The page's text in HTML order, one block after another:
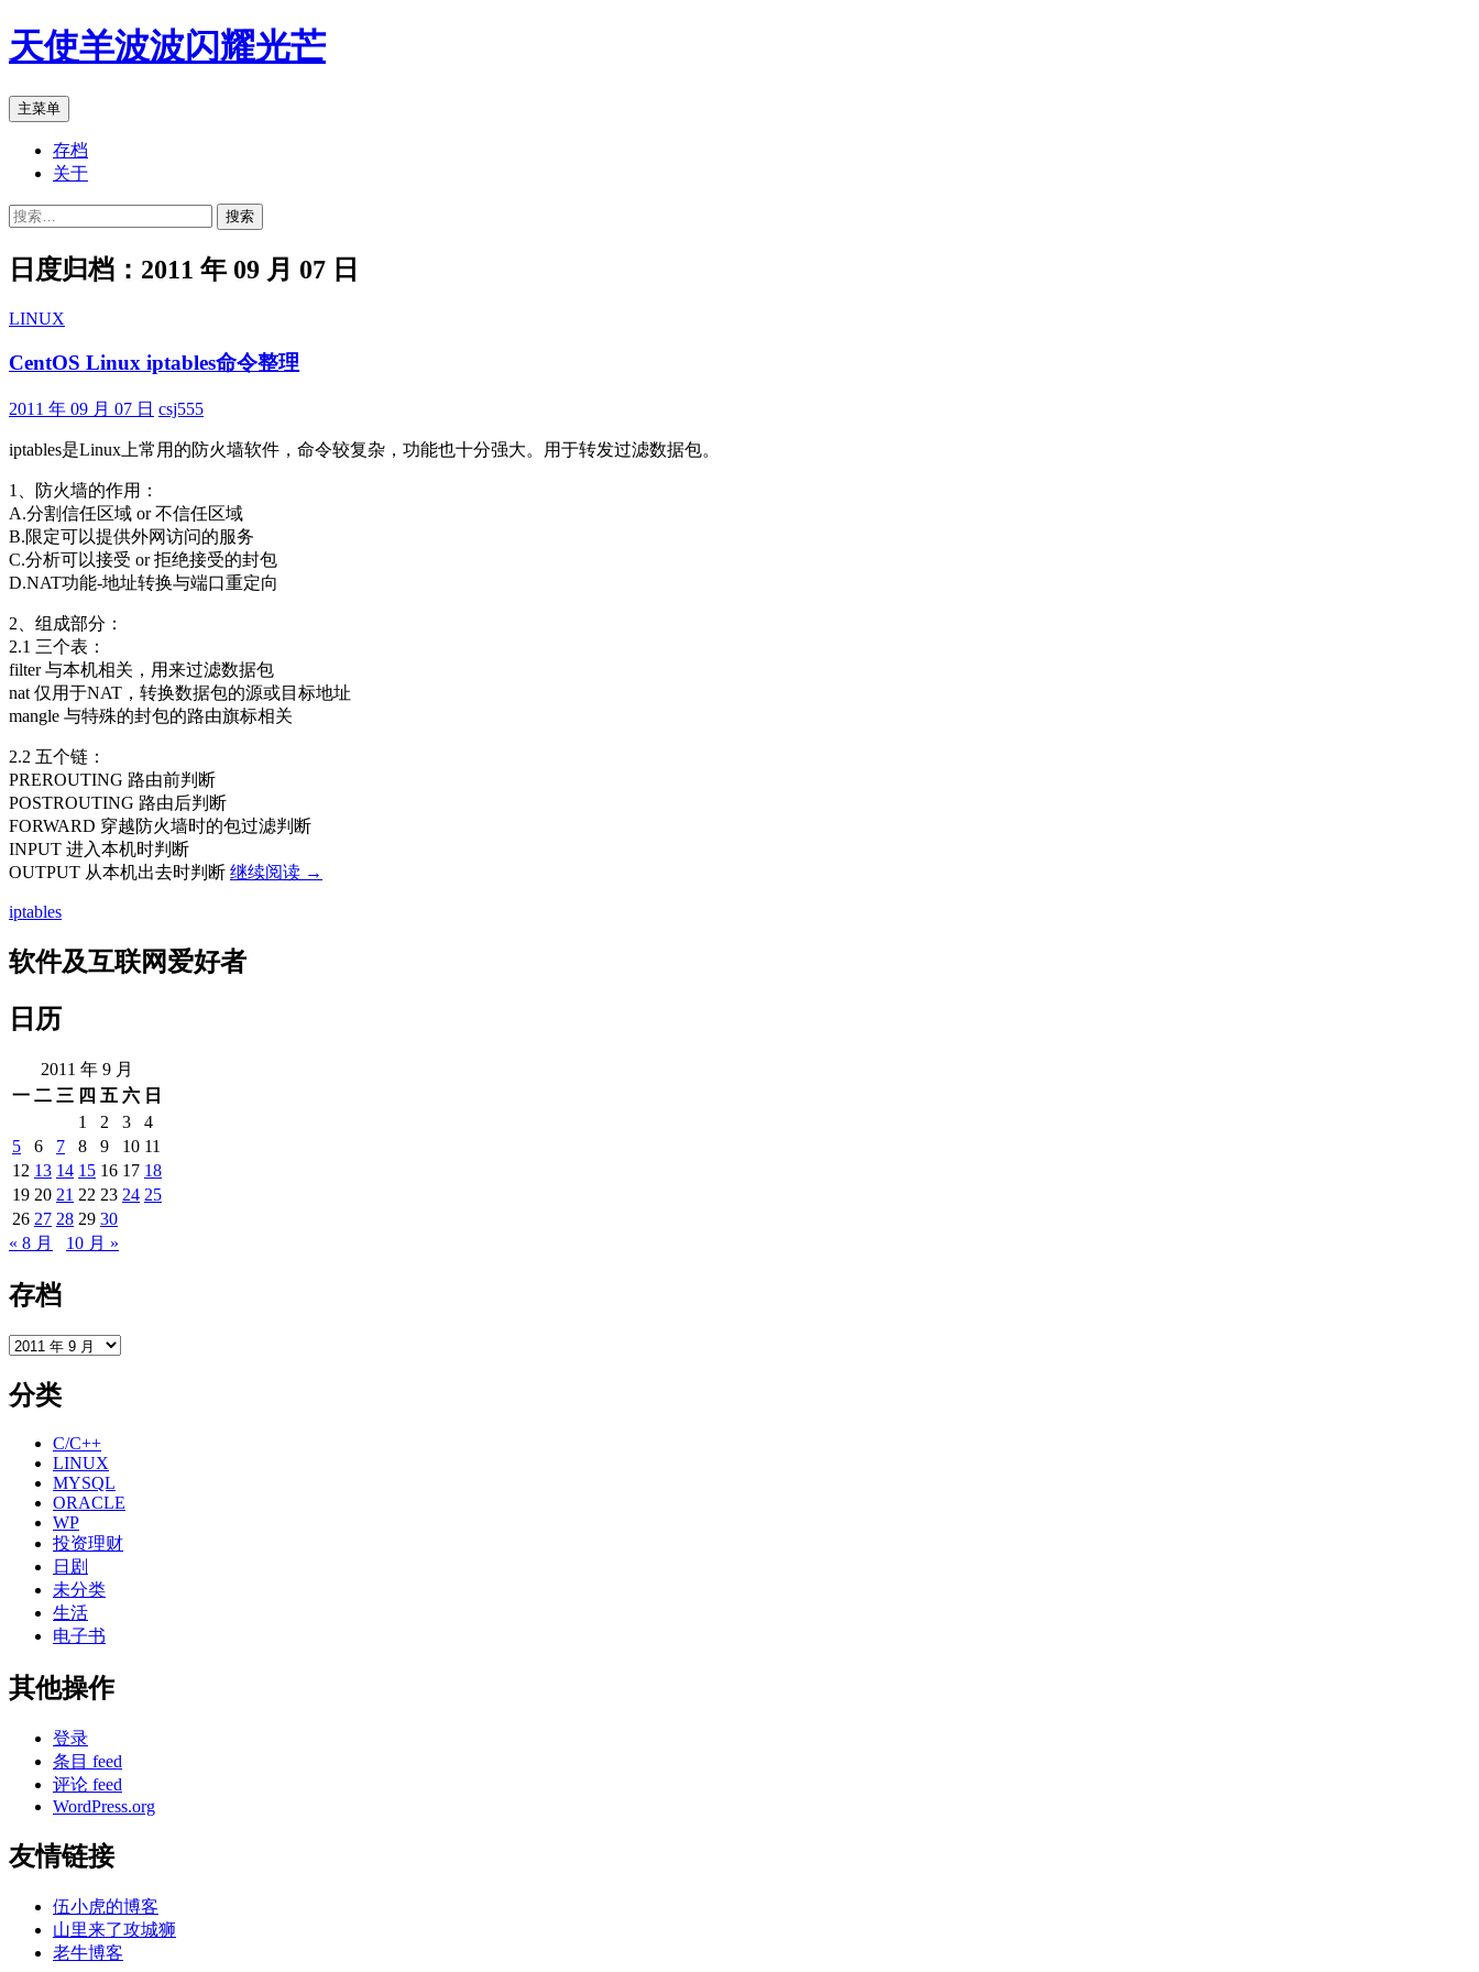
跳
至
文
天使羊波波闪耀光芒
搜
索
主菜单
存档
关于
搜
日度归档：2011 年 09 月 07 日
LINUX
CentOS Linux iptables命令整理
2011 年 09 月 07 日 csj555
iptables是Linux上常用的防火墙软件，命令较复杂，功能也十分强大。用于转发过滤数据包。
1、防火墙的作用：
A.分割信任区域 or 不信任区域
B.限定可以提供外网访问的服务
C.分析可以接受 or 拒绝接受的封包
D.NAT功能-地址转换与端口重定向
2、组成部分：
2.1 三个表：
filter 与本机相关，用来过滤数据包
nat 仅用于NAT，转换数据包的源或目标地址
mangle 与特殊的封包的路由旗标相关
2.2 五个链：
PREROUTING 路由前判断
POSTROUTING 路由后判断
FORWARD 穿越防火墙时的包过滤判断
INPUT 进入本机时判断
OUTPUT 从本机出去时判断 继续阅读CentOS
→
iptables
软件及互联网爱好者
日历
2011 年 9 月
一 二 三 四 五 六 日
1
2 3
4
5
6 7 8 9 10 11
12 13 14 15 16 17 18
19 20 21 22 23 24 25
26 27 28 29 30
« 8 月
10 月 »
存档
存
分类
C/C++
LINUX
MYSQL
ORACLE
WP
投资理财
日剧
未分类
生活
电子书
其他操作
登录
条目 feed
评论 feed
WordPress.org
友情链接
伍小虎的博客
山里来了攻城狮
老牛博客